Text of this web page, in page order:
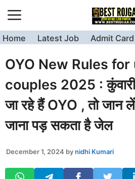
to
content
Home Latest Job Admit Card
OYO New Rules
couples 2025 :
जा रहे हैं OYO , तो जान
जाना पड़ सकता है जेल
December 1, 2024 bynidhi Kumari